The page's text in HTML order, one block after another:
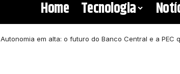
Home Tecnologia
Autonomia em alta: o futuro do Banco Central e a PEC